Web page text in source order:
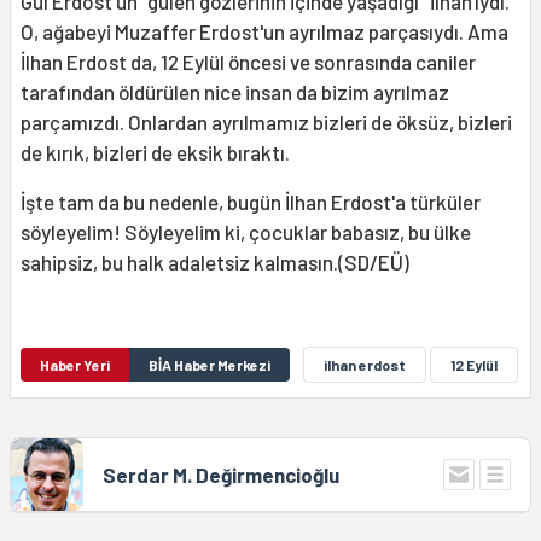
O, ağabeyi Muzaffer Erdost'un ayrılmaz parçasıydı. Ama
İlhan Erdost da, 12 Eylül öncesi ve sonrasında caniler
tarafından öldürülen nice insan da bizim ayrılmaz
parçamızdı. Onlardan ayrılmamız bizleri de öksüz, bizleri
de kırık, bizleri de eksik bıraktı.
İşte tam da bu nedenle, bugün İlhan Erdost'a türküler
söyleyelim! Söyleyelim ki, çocuklar babasız, bu ülke
sahipsiz, bu halk adaletsiz kalmasın.(SD/EÜ)
Haber Yeri BİA Haber Merkezi ilhan erdost 12 Eylül
Serdar M. Değirmencioğlu